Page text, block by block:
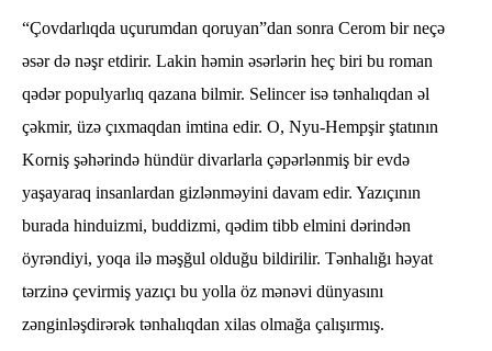
“Çovdarlıqda uçurumdan qoruyan”dan sonra Cerom bir neçə
əsər də nəşr etdirir. Lakin həmin əsərlərin heç biri bu roman
qədər populyarlıq qazana bilmir. Selincer isə tənhalıqdan əl
çəkmir, üzə çıxmaqdan imtina edir. O, Nyu-Hempşir ştatının
Korniş şəhərində hündür divarlarla çəpərlənmiş bir evdə
yaşayaraq insanlardan gizlənməyini davam edir. Yazıçının
burada hinduizmi, buddizmi, qədim tibb elmini dərindən
öyrəndiyi, yoqa ilə məşğul olduğu bildirilir. Tənhalığı həyat
tərzinə çevirmiş yazıçı bu yolla öz mənəvi dünyasını
zənginləşdirərək tənhalıqdan xilas olmağa çalışırmış.